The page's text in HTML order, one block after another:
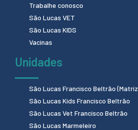
Trabalhe conosco
São Lucas VET
São Lucas KIDS
Vacinas
Unidades
São Lucas Francisco Beltrão
São Lucas Kids Francisco Beltrão
São Lucas Vet Francisco Beltrão
São Lucas Marmeleiro